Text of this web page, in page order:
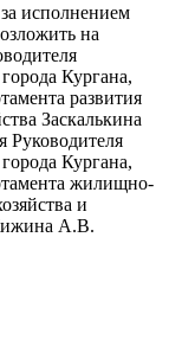
исполнением
на
Кургана,
развития
Заскалькина
Руководителя
Кургана,
жилищно-
и
А.В.